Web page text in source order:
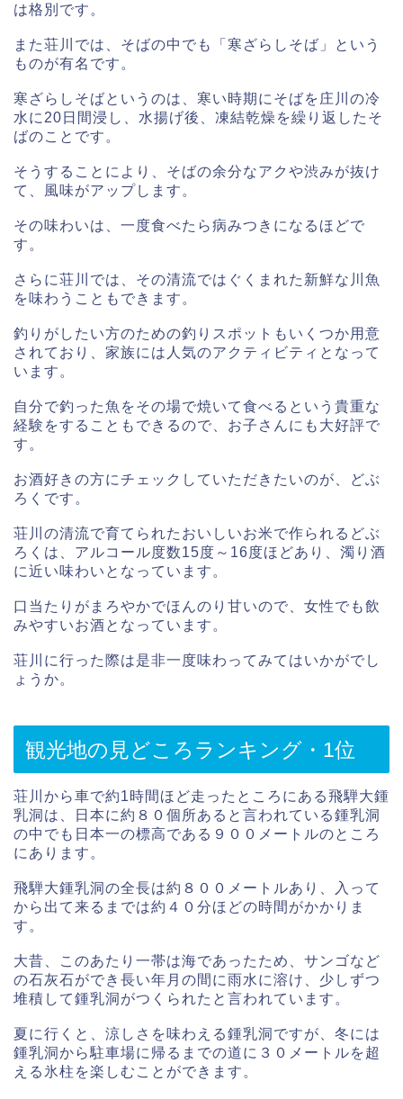
は格別です。
また荘川では、そばの中でも「寒ざらしそば」という
ものが有名です。
寒ざらしそばというのは、寒い時期にそばを庄川の冷
水に20日間浸し、水揚げ後、凍結乾燥を繰り返したそ
ばのことです。
そうすることにより、そばの余分なアクや渋みが抜け
て、風味がアップします。
その味わいは、一度食べたら病みつきになるほどで
す。
さらに荘川では、その清流ではぐくまれた新鮮な川魚
を味わうこともできます。
釣りがしたい方のための釣りスポットもいくつか用意
されており、家族には人気のアクティビティとなって
います。
自分で釣った魚をその場で焼いて食べるという貴重な
経験をすることもできるので、お子さんにも大好評で
す。
お酒好きの方にチェックしていただきたいのが、どぶ
ろくです。
荘川の清流で育てられたおいしいお米で作られるどぶ
ろくは、アルコール度数15度～16度ほどあり、濁り酒
に近い味わいとなっています。
口当たりがまろやかでほんのり甘いので、女性でも飲
みやすいお酒となっています。
荘川に行った際は是非一度味わってみてはいかがでし
ょうか。
観光地の見どころランキング・1位
荘川から車で約1時間ほど走ったところにある飛騨大鍾
乳洞は、日本に約８０個所あると言われている鍾乳洞
の中でも日本一の標高である９００メートルのところ
にあります。
飛騨大鍾乳洞の全長は約８００メートルあり、入って
から出て来るまでは約４０分ほどの時間がかかりま
す。
大昔、このあたり一帯は海であったため、サンゴなど
の石灰石ができ長い年月の間に雨水に溶け、少しずつ
堆積して鍾乳洞がつくられたと言われています。
夏に行くと、涼しさを味わえる鍾乳洞ですが、冬には
鍾乳洞から駐車場に帰るまでの道に３０メートルを超
える氷柱を楽しむことができます。